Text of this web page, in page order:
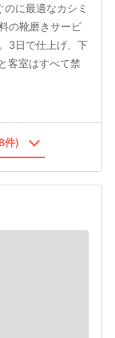
に最適なカシミ
の靴磨きサービ
3日で仕上げ、下
客室はすべて禁
件)